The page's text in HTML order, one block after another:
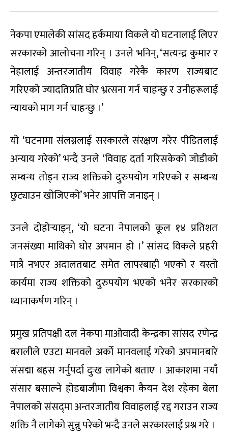
नेकपा एमालेकी सांसद हर्कमाया विकले यो घटनालाई लिएर
सरकारको आलोचना गरिन् । उनले भनिन्, ‘सत्यन्द्र कुमार र
नेहालाई अन्तरजातीय विवाह गरेकै कारण राज्यबाट
गरिएको ज्यादतिप्रति घोर भ्रत्सना गर्न चाहन्छु र उनीहरूलाई
न्यायको माग गर्न चाहन्छु ।’
यो ‘घटनामा संलग्नलाई सरकारले संरक्षण गरेर पीडितलाई
अन्याय गरेको’ भन्दै उनले ‘विवाह दर्ता गरिसकेको जोडीको
सम्बन्ध तोड्न राज्य शक्तिको दुरुपयोग गरिएको र सम्बन्ध
छुट्याउन खोजिएको’ भनेर आपत्ति जनाइन् ।
उनले दोहोर्‍याइन्, ‘यो घटना नेपालको कूल १४ प्रतिशत
जनसंख्या माथिको घोर अपमान हो ।’ सांसद विकले प्रहरी
मात्रै नभएर अदालतबाट समेत लापरबाही भएको र यस्तो
कार्यमा राज्य शक्तिको दुरुपयोग भएको भनेर सरकारको
ध्यानाकर्षण गरिन् ।
प्रमुख प्रतिपक्षी दल नेकपा माओवादी केन्द्रका सांसद रणेन्द्र
बरालीले एउटा मानवले अर्को मानवलाई गरेको अपमानबारे
संसद्मा बहस गर्नुपर्दा दुःख लागेको बताए । आकाशमा नयाँ
संसार बसाल्ने होडबाजीमा विश्वका कैयन देश रहेका बेला
नेपालको संसद्‌मा अन्तरजातीय विवाहलाई रद्द गराउन राज्य
शक्ति नै लागेको सुन्नु परेको भन्दै उनले सरकारलाई प्रश्न गरे ।